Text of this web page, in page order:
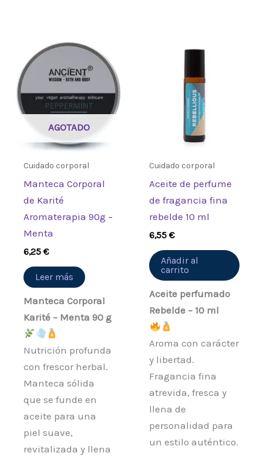
AGOTADO
Cuidado corporal
Manteca Corporal
de Karité
Aromaterapia 90g –
Menta
6,25€
Leer más
Manteca Corporal
Karité – Menta 90 g
Nutrición profunda
con frescor herbal.
Manteca sólida
que se funde en
aceite para una
piel suave,
revitalizada y llena
Cuidado corporal
Aceite de perfume
de fragancia fina
rebelde 10 ml
6,55€
Añadir al
carrito
Aceite perfumado
Rebelde – 10 ml
Aroma con carácter
y libertad.
Fragancia fina
atrevida, fresca y
llena de
personalidad para
un estilo auténtico.